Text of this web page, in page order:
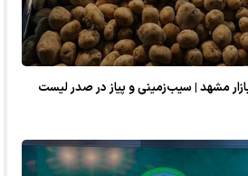
مشهد | سیب‌زمینی و پیاز در صدر لیست